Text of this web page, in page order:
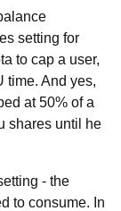
setting for
to cap a user,
time. And yes,
at 50% of a
shares until he
- the
to consume. In